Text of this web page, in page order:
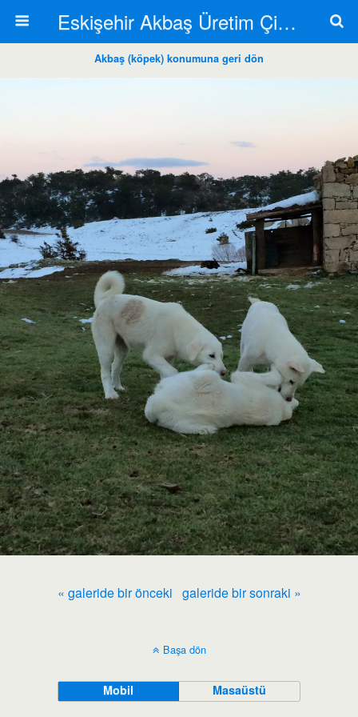
Eskişehir Akbaş Üretim Çiftliği
Akbaş (köpek) konumuna geri dön
« galeride bir önceki galeride bir sonraki »
Başa dön
Mobil Masaüstü